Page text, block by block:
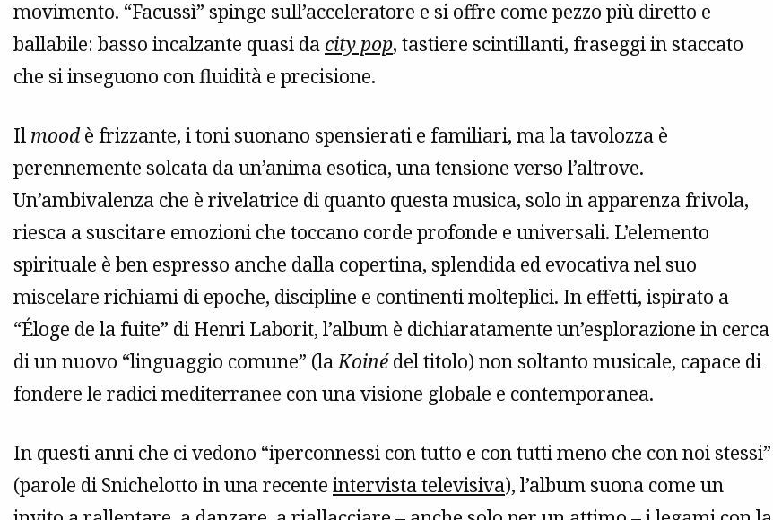
movimento. “Facussì” spinge sull’acceleratore e si offre come pezzo più diretto e
ballabile: basso incalzante quasi da city pop, tastiere scintillanti, fraseggi in staccato
che si inseguono con fluidità e precisione.
Il moodè frizzante, i toni suonano spensierati e familiari, ma la tavolozza è
perennemente solcata da un’anima esotica, una tensione verso l’altrove.
Un’ambivalenza che è rivelatrice di quanto questa musica, solo in apparenza frivola,
riesca a suscitare emozioni che toccano corde profonde e universali. L’elemento
spirituale è ben espresso anche dalla copertina, splendida ed evocativa nel suo
miscelare richiami di epoche, discipline e continenti molteplici. In effetti, ispirato a
“Éloge de la fuite” di Henri Laborit, l’album è dichiaratamente un’esplorazione in cerca
di un nuovo “linguaggio comune” (laKoinédel titolo) non soltanto musicale, capace di
fondere le radici mediterranee con una visione globale e contemporanea.
In questi anni che ci vedono “iperconnessi con tutto e con tutti meno che con noi stessi”
(parole di Snichelotto in una recente intervista televisiva), l’album suona come un